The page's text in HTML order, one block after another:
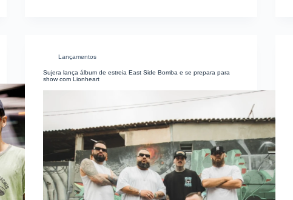
Lançamentos
Sujera lança álbum de estreia East Side Bomba e se prepara para
show com Lionheart